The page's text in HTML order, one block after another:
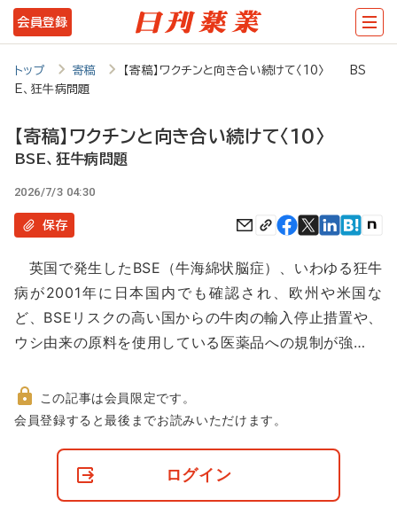
メ
イ
ツ
に
動
会員登録
トップ 寄稿
【寄稿】ワクチンと向き合い続けて〈10〉 BS
E、狂牛病問題
【寄稿】ワクチンと向き合い続けて〈10〉
BSE、狂牛病問題
2026/7/3 04:30
保存
英国で発生したBSE（牛海綿状脳症）、いわゆる狂牛
病が2001年に日本国内でも確認され、欧州や米国な
ど、BSEリスクの高い国からの牛肉の輸入停止措置や、
ウシ由来の原料を使用している医薬品への規制が強…
非
この記事は会員限定です。
会員登録すると最後までお読みいただけます。
ログイン